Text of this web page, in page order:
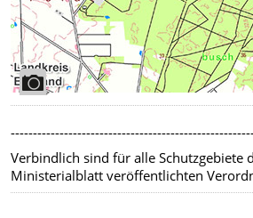
Verbindlich sind für alle Schutzgebiete
Ministerialblatt veröffentlichten